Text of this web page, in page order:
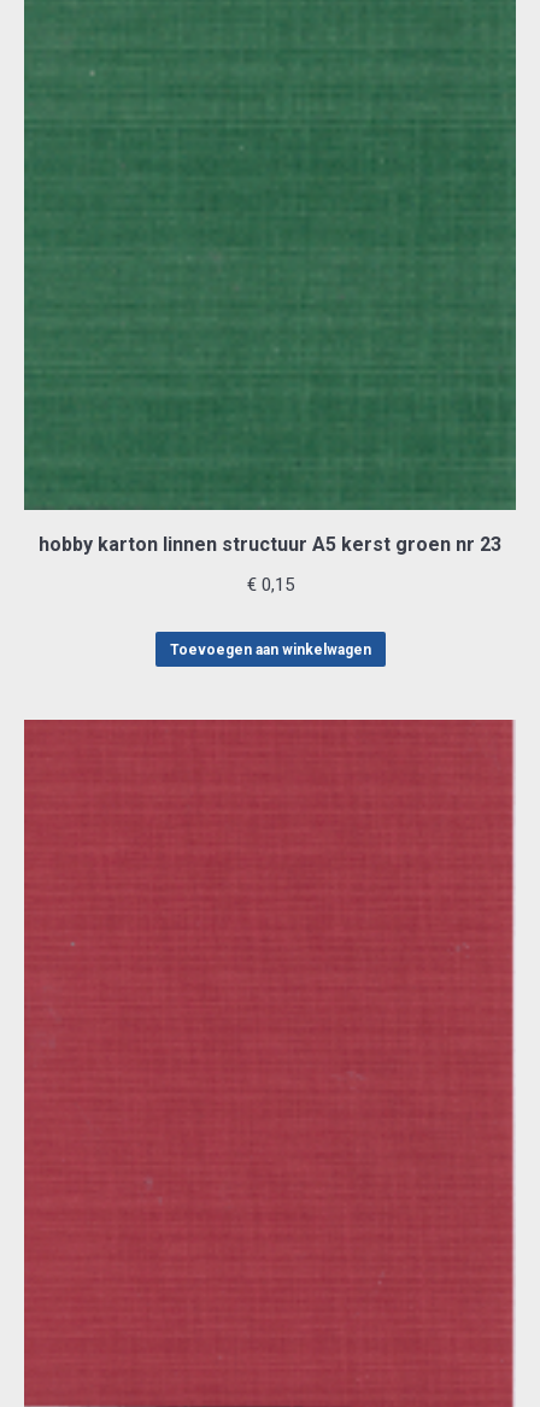
hobby karton linnen structuur A5 kerst groen nr 23
€0,15
Toevoegen aan winkelwagen